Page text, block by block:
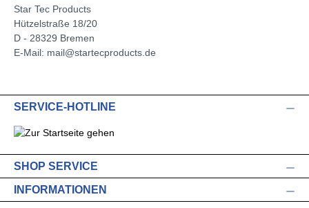
Star Tec Products
Hützelstraße 18/20
D - 28329 Bremen
E-Mail: mail@startecproducts.de
SERVICE-HOTLINE
SHOP SERVICE
INFORMATIONEN